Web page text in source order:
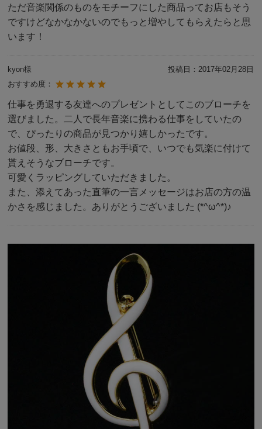
ただ音楽関係のものをモチーフにした商品ってお店もそう
ですけどなかなかないのでもっと増やしてもらえたらと思
います！
kyon様 投稿日： 2017年02月28日
おすすめ度：
仕事を勇退する友達へのプレゼントとしてこのブローチを
選びました。二人で長年音楽に携わる仕事をしていたの
で、ぴったりの商品が見つかり嬉しかったです。
お値段、形、大きさともお手頃で、いつでも気楽に付けて
貰えそうなブローチです。
可愛くラッピングしていただきました。
また、添えてあった直筆の一言メッセージはお店の方の温
かさを感じました。ありがとうございました (*^ω^*)♪